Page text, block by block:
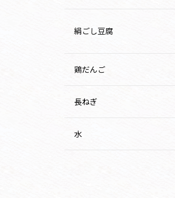
絹ごし豆腐
鶏だんご
長ねぎ
水